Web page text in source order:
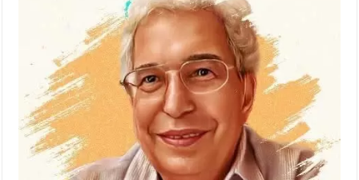
الأمن يتلف 16 مليون حبة كبتاجون و1480 كغم مواد مخدرة
النواب يقر مشروع تعديل قانون الملكية العقارية
القاضي يلتقي رؤساء تحرير الصحف اليومية ويؤكد حرص مجلس النواب
على شراكة فاعلة مع الإعلام
دعوة المكلفين بخدمة العلم (الدفعة الثالثة) إلى مراجعة منصة خدمة
العلم